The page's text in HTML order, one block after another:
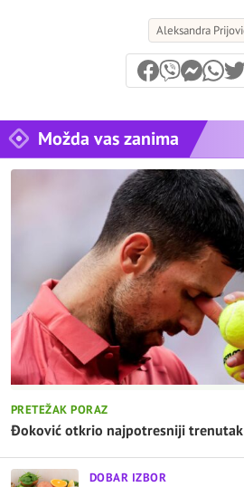
Aleksandra
Možda vas zanima
PRETEŽAK PORAZ
Đoković otkrio najpotresniji
DOBAR IZBOR